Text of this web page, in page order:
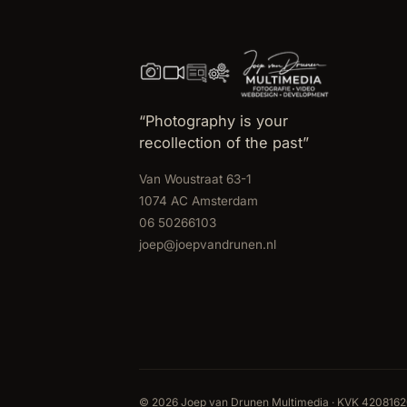
“Photography is your
recollection of the past”
Van Woustraat 63-1
1074 AC Amsterdam
06 50266103
joep@joepvandrunen.nl
© 2026 Joep van Drunen Multimedia · KVK